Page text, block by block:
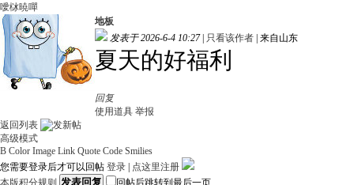
噯栤暁嘽
地板
发表于 2026-6-4 10:27
只看该作者 来自山东
夏天的好福利
回复
使用道具 举报
返回列表
高级模式
B Color Image Link Quote Code Smilies
您需要登录后才可以回帖 登录
点这里注册
本版积分规则 发表回复 回帖后跳转到最后一页